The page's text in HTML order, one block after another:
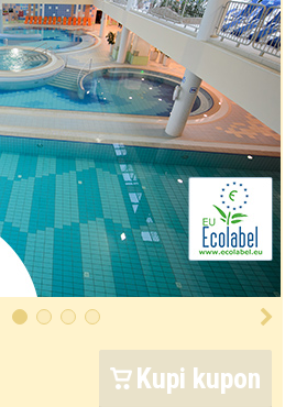
Kupi kupon